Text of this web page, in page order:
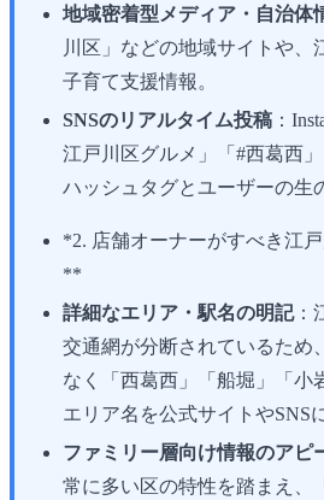
地域密着型メディア・自治体
川区」などの地域サイトや、
子育て支援情報。
SNSのリアルタイム投稿 ：
江戸川区グルメ」「#西葛西
ハッシュタグとユーザーの生
*2. 店舗オーナーがすべき江
**
詳細なエリア・駅名の明記：
交通網が分断されているため
なく「西葛西」「船堀」「小
エリア名を公式サイトやSNS
ファミリー層向け情報のアピ
常に多い区の特性を踏まえ、